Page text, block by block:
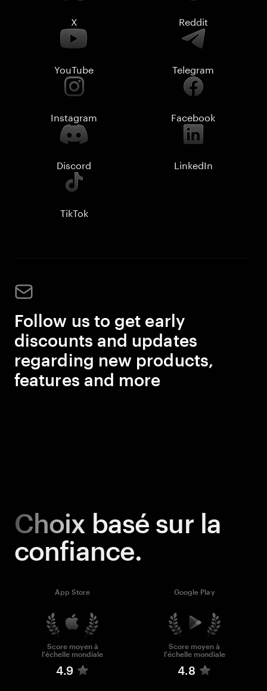
X Reddit
YouTube Telegram
Instagram Facebook
Discord LinkedIn
TikTok
Follow us to get early
discounts and updates
regarding new products,
features and more
Choix basé sur la
confiance.
App Store
Score moyen à
l'échelle mondiale
4.9
Google Play
Score moyen à
l'échelle mondiale
4.8